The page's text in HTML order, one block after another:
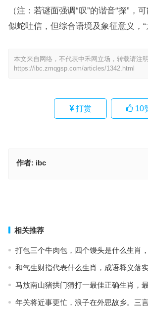
（注：若谜面强调“叹”的谐音“探”，
似蛇吐信，但综合语境及象征意义，“
本文来自网络，不代表中禾网立场，转载请注明
https://ibc.zmqgsp.com/articles/1342.html
打赏 10
作者: ibc
相关推荐
打包三个牛肉包，四个馒头是什么生肖
和气生财指代表什么生肖，成语释义落
马放南山猪拱门猜打一最佳正确生肖，
年关将近事更忙，浪子在外思故乡。三